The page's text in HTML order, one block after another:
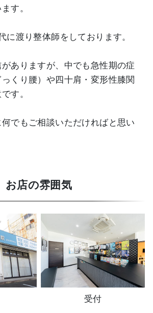
す。
に渡り整体師をしております。
ありますが、中でも急性期の症
くり腰）や四十肩・変形性膝関
す。
でもご相談いただければと思い
お店の雰囲気
受付